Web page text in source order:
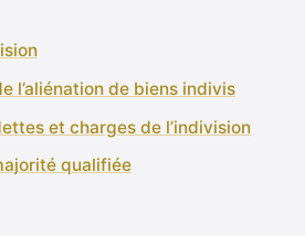
l’aliénation de biens indivis
et charges de l’indivision
qualifiée